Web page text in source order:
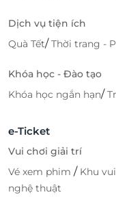
Dịch vụ tiện ích
Quà Tết/Thời trang -
Khóa học - Đào tạo
Khóa học ngắn hạn/
e-Ticket
Vui chơi giải trí
Vé xem phim / Khu
nghệ thuật